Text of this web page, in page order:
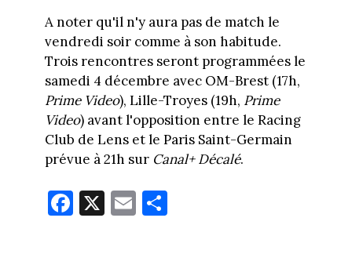
A noter qu'il n'y aura pas de match le
vendredi soir comme à son habitude.
Trois rencontres seront programmées le
samedi 4 décembre avec OM-Brest (17h,
Prime Video), Lille-Troyes (19h, Prime
Video) avant l'opposition entre le Racing
Club de Lens et le Paris Saint-Germain
prévue à 21h sur Canal+ Décalé.
Fa
ce
X E
m
Pa
rt